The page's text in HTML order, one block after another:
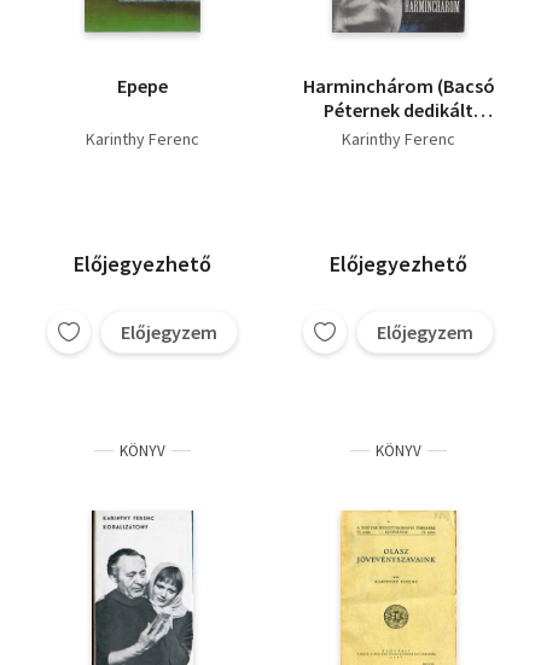
Günter de Bruyn
Salvador Maldonado
Bacsó Péter
Christoper Diable
Bor Ambrus Ember Mária
Epepe
Karinthy Ferenc
Előjegyezhető
Előjegyzem
Harminchárom (Bacsó
Péternek dedikált
példány)
Karinthy Ferenc
Előjegyezhető
Előjegyzem
KÖNYV KÖNYV